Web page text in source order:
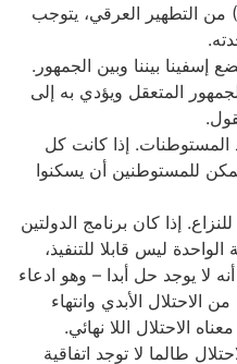
التطهير العرقي، يتوجب
بيننا وبين الجمهور.
المتعقل ويؤدي به إلى
إذا كانت كل
يمكن للمستوطنين أن يسكنوا
إذا كان برنامج الدولتين
ليس قابلا للتنفيذ،
لا يوجد حل أبدا – وهو ادعاء
الاحتلال الأبدي وانتهاء
الاحتلال اللا نهائي.
طالما لا توجد اتفاقية